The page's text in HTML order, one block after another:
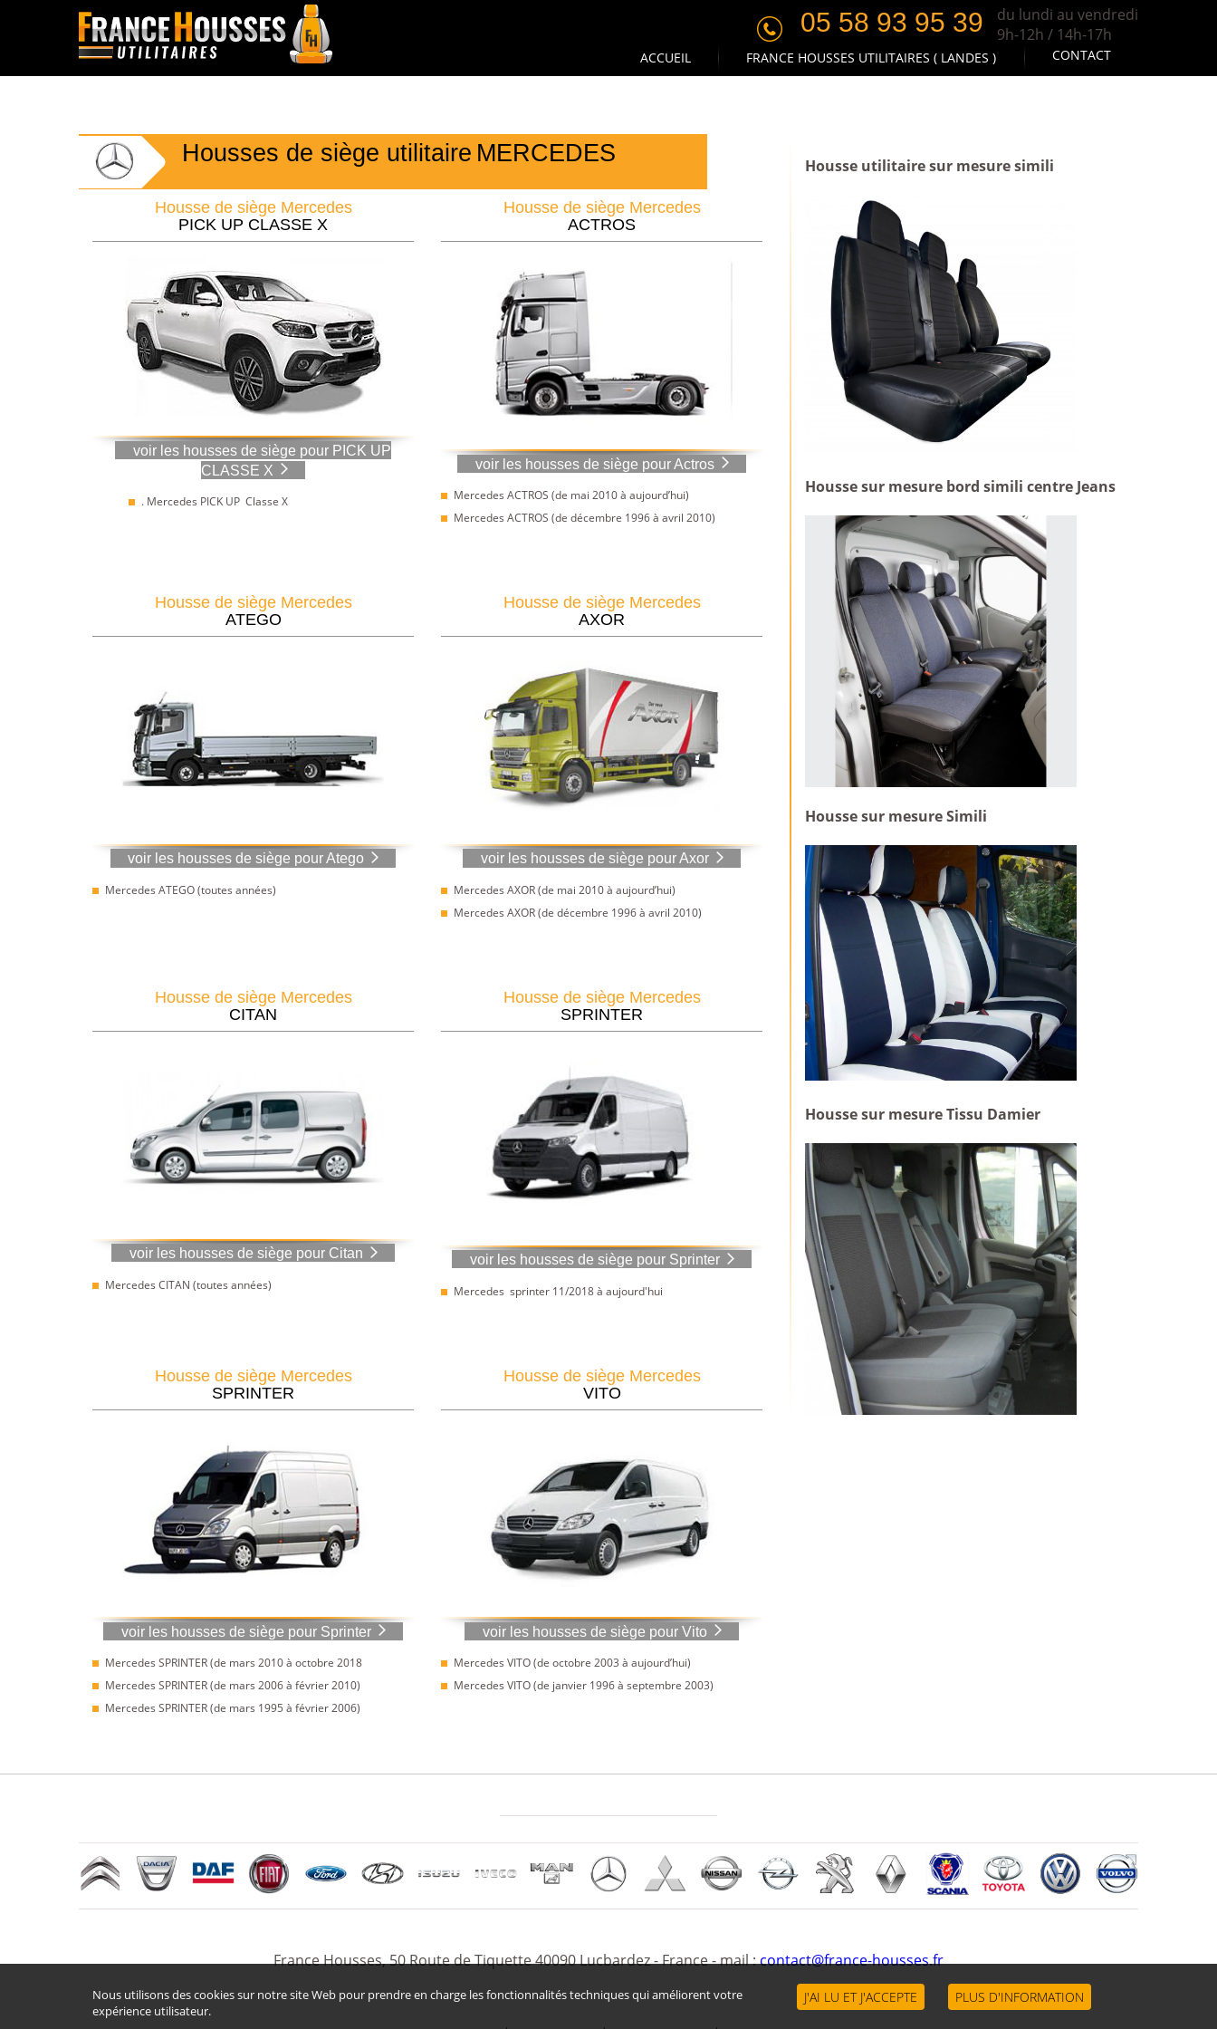
05 58 93 95 39
du lundi au vendredi
9h-12h / 14h-17h
ACCUEIL FRANCE HOUSSES UTILITAIRES ( LANDES ) CONTACT
Housses de siège utilitaire MERCEDES
Housse de siège Mercedes
PICK UP CLASSE X
voir les housses de siège pour PICK UP
CLASSE X
. Mercedes PICK UP Classe X
Housse de siège Mercedes
ACTROS
voir les housses de siège pour Actros
Mercedes ACTROS (de mai 2010 à aujourd’hui)
Mercedes ACTROS (de décembre 1996 à avril 2010)
Housse de siège Mercedes
ATEGO
voir les housses de siège pour Atego
Mercedes ATEGO (toutes années)
Housse de siège Mercedes
AXOR
voir les housses de siège pour Axor
Mercedes AXOR (de mai 2010 à aujourd’hui)
Mercedes AXOR (de décembre 1996 à avril 2010)
Housse de siège Mercedes
CITAN
voir les housses de siège pour Citan
Mercedes CITAN (toutes années)
Housse de siège Mercedes
SPRINTER
voir les housses de siège pour Sprinter
Mercedes sprinter 11/2018 à aujourd'hui
Housse de siège Mercedes
SPRINTER
voir les housses de siège pour Sprinter
Mercedes SPRINTER (de mars 2010 à octobre 2018
Mercedes SPRINTER (de mars 2006 à février 2010)
Mercedes SPRINTER (de mars 1995 à février 2006)
Housse de siège Mercedes
VITO
voir les housses de siège pour Vito
Mercedes VITO (de octobre 2003 à aujourd’hui)
Mercedes VITO (de janvier 1996 à septembre 2003)
Housse utilitaire sur mesure simili
Housse sur mesure bord simili centre Jeans
Housse sur mesure Simili
Housse sur mesure Tissu Damier
France Housses, 50 Route de Tiquette 40090 Lucbardez - France -mail :contact@france-housses.fr
Nous utilisons des cookies sur notre site Web pour prendre en charge les fonctionnalités techniques qui améliorent votre
expérience utilisateur.
J'AI LU ET J'ACCEPTE PLUS D'INFORMATION